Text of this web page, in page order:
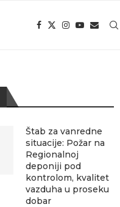
Štab za vanredne
situacije: Požar na
Regionalnoj
deponiji pod
kontrolom, kvalitet
vazduha u proseku
dobar